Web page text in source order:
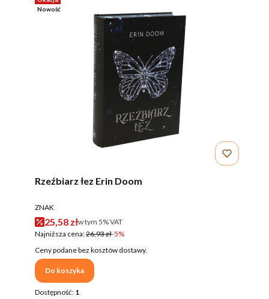
Nowość
Rzeźbiarz łez Erin Doom
PRODUCENT
ZNAK
Cena promocyjna brutto
25,58 złw tym %s VAT
w tym 5%VAT
Najniższa cena:26,93 zł-5%
Ceny podane bez kosztów dostawy.
Do koszyka
Dostępność: 1